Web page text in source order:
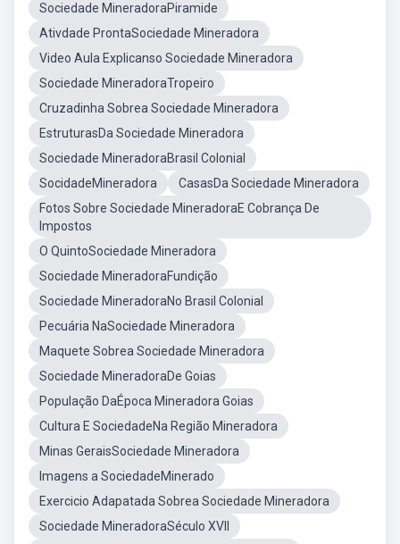
Sociedade MineradoraPiramide
Ativdade ProntaSociedade Mineradora
Video Aula Explicanso Sociedade Mineradora
Sociedade MineradoraTropeiro
Cruzadinha Sobrea Sociedade Mineradora
EstruturasDa Sociedade Mineradora
Sociedade MineradoraBrasil Colonial
SocidadeMineradora
CasasDa Sociedade Mineradora
Fotos Sobre Sociedade MineradoraE Cobrança De
Impostos
O QuintoSociedade Mineradora
Sociedade MineradoraFundição
Sociedade MineradoraNo Brasil Colonial
Pecuária NaSociedade Mineradora
Maquete Sobrea Sociedade Mineradora
Sociedade MineradoraDe Goias
População DaÉpoca Mineradora Goias
Cultura E SociedadeNa Região Mineradora
Minas GeraisSociedade Mineradora
Imagens a SociedadeMinerado
Exercicio Adapatada Sobrea Sociedade Mineradora
Sociedade MineradoraSéculo XVII